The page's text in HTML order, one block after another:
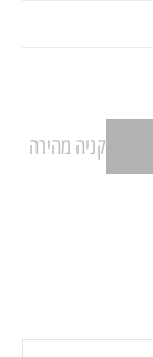
קניה מהירה